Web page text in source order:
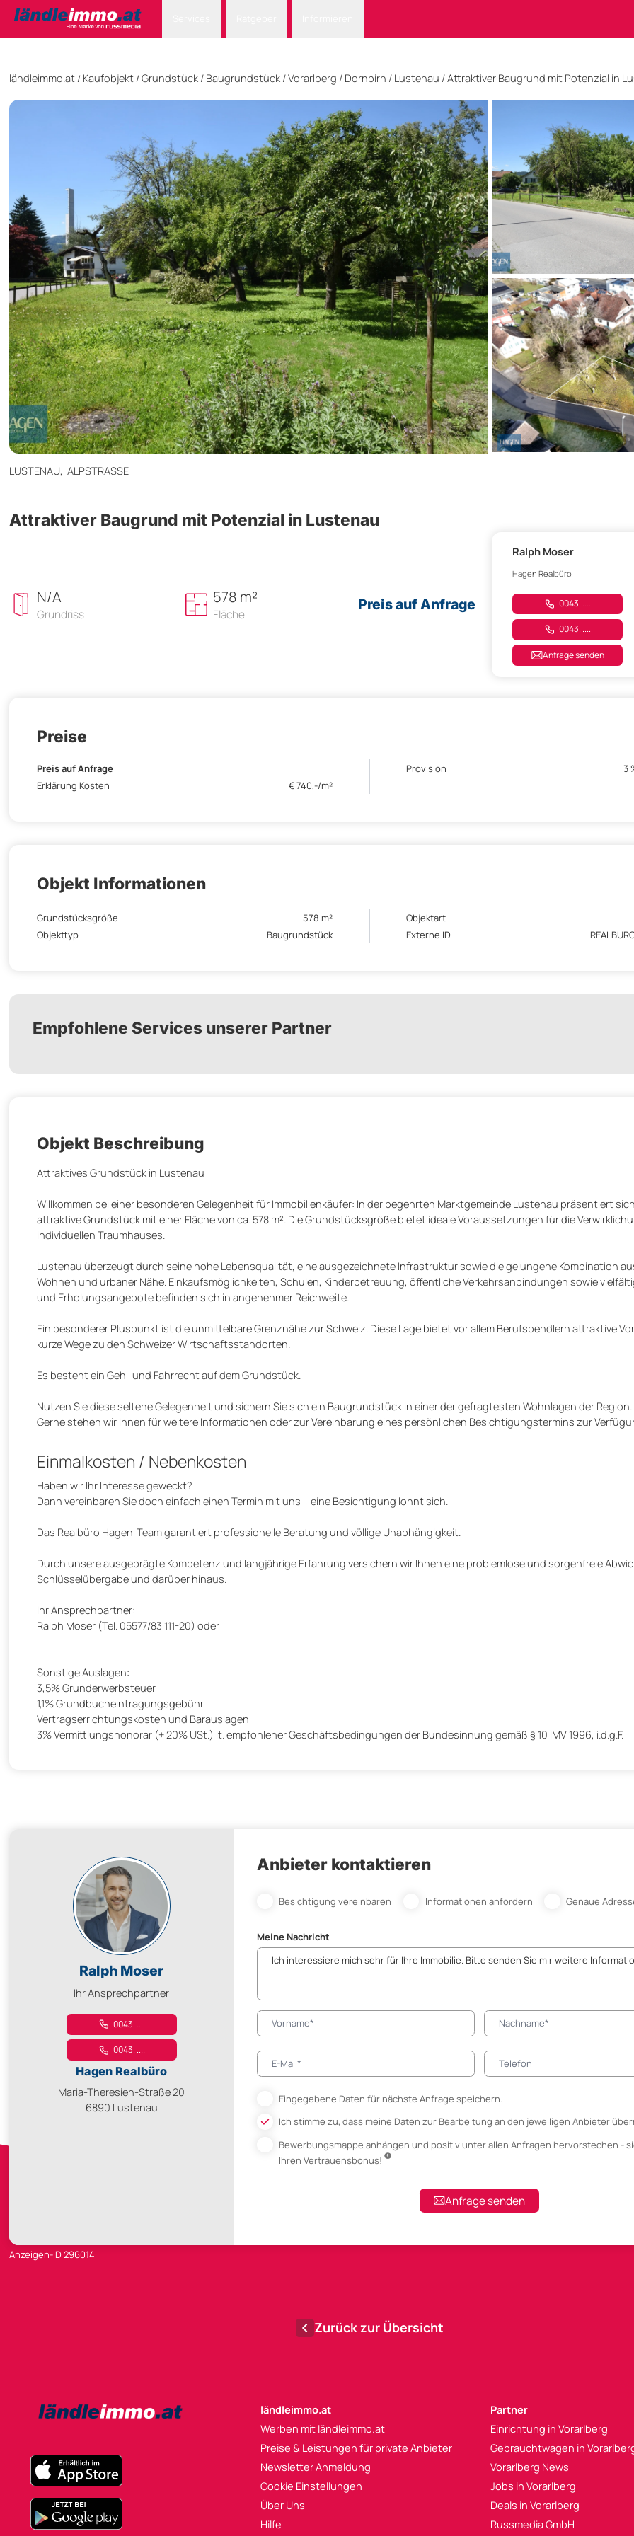
ländleimmo.at / Kaufobjekt / Grundstück / Baugrundstück /Vorarlberg / Dornbirn / Lustenau /Attraktiver Baugrund mit Potenzial in
LUSTENAU, ALPSTRASSE
Attraktiver Baugrund mit Potenzial in Lustenau
N/A
Grundriss
578 m²
Fläche
Preis auf Anfrage
Ralph Moser
Hagen Realbüro
0043. ....
0043. ....
Anfrage senden
Preise
Preis auf Anfrage Provision
3
Erklärung Kosten
€ 740,-/m²
Objekt Informationen
Grundstücksgröße 578 m²
Objektart
Objekttyp
Baugrundstück Externe ID
Empfohlene Services unserer Partner
Objekt Beschreibung
Attraktives Grundstück in Lustenau
Willkommen bei einer besonderen Gelegenheit für Immobilienkäufer: In der begehrten Marktgemeinde Lustenau präsentiert
attraktive Grundstück mit einer Fläche von ca. 578 m². Die Grundstücksgröße bietet ideale Voraussetzungen für die
individuellen Traumhauses.
Lustenau überzeugt durch seine hohe Lebensqualität, eine ausgezeichnete Infrastruktur sowie die gelungene Kombination
Wohnen und urbaner Nähe. Einkaufsmöglichkeiten, Schulen, Kinderbetreuung, öffentliche Verkehrsanbindungen sowie
und Erholungsangebote befinden sich in angenehmer Reichweite.
Ein besonderer Pluspunkt ist die unmittelbare Grenznähe zur Schweiz. Diese Lage bietet vor allem Berufspendlern attraktive
kurze Wege zu den Schweizer Wirtschaftsstandorten.
Es besteht ein Geh- und Fahrrecht auf dem Grundstück.
Nutzen Sie diese seltene Gelegenheit und sichern Sie sich ein Baugrundstück in einer der gefragtesten Wohnlagen der Region.
Gerne stehen wir Ihnen für weitere Informationen oder zur Vereinbarung eines persönlichen Besichtigungstermins zur
Einmalkosten / Nebenkosten
Haben wir Ihr Interesse geweckt?
Dann vereinbaren Sie doch einfach einen Termin mit uns – eine Besichtigung lohnt sich.
Das Realbüro Hagen-Team garantiert professionelle Beratung und völlige Unabhängigkeit.
Durch unsere ausgeprägte Kompetenz und langjährige Erfahrung versichern wir Ihnen eine problemlose und sorgenfreie
Schlüsselübergabe und darüber hinaus.
Ihr Ansprechpartner:
Ralph Moser (Tel. 05577/83 111-20) oder
Sonstige Auslagen:
3,5% Grunderwerbsteuer
1,1% Grundbucheintragungsgebühr
Vertragserrichtungskosten und Barauslagen
3% Vermittlungshonorar (+ 20% USt.) lt. empfohlener Geschäftsbedingungen der Bundesinnung gemäß § 10 IMV 1996, i.d.g.F.
Ralph Moser
Ihr Ansprechpartner
0043. ....
0043. ....
Hagen Realbüro
Maria-Theresien-Straße 20
6890 Lustenau
Anbieter kontaktieren
Besichtigung vereinbaren Informationen anfordern Genaue
Meine Nachricht
Eingegebene Daten für nächste Anfrage speichern.
Ich stimme zu, dass meine Daten zur Bearbeitung an den jeweiligen Anbieter
Bewerbungsmappe anhängenund positiv unter allen Anfragen hervorstechen -
Ihren Vertrauensbonus!
Anfrage senden
Anzeigen-ID 296014
Zurück zur Übersicht
ländleimmo.at
Werben mit ländleimmo.at
Preise & Leistungen für private Anbieter
Newsletter Anmeldung
Cookie Einstellungen
Über Uns
Hilfe
Partner
Einrichtung in Vorarlberg
Gebrauchtwagen in
Vorarlberg News
Jobs in Vorarlberg
Deals in Vorarlberg
Russmedia GmbH